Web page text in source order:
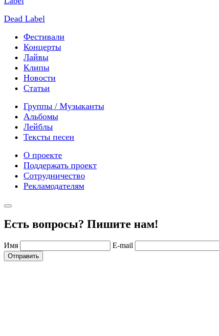
Dead Label
Фестивали
Концерты
Лайвы
Клипы
Новости
Статьи
Группы / Музыканты
Альбомы
Лейблы
Тексты песен
О проекте
Поддержать проект
Сотрудничество
Рекламодателям
Есть вопросы? Пишите нам!
Имя E-mail